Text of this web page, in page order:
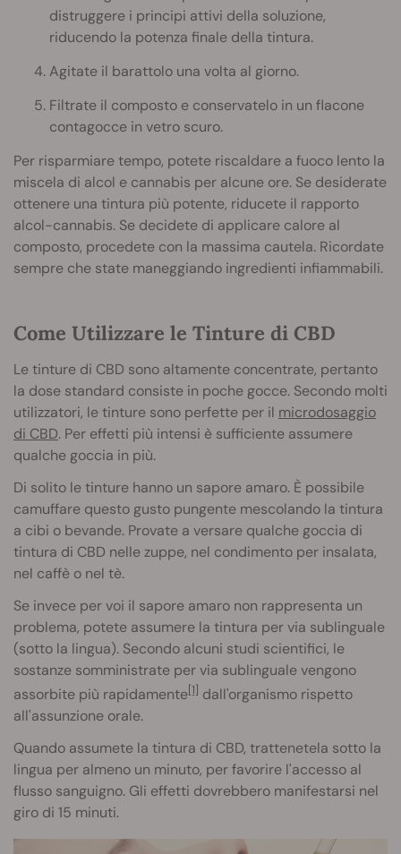
distruggere i principi attivi della soluzione,
riducendo la potenza finale della tintura.
Agitate il barattolo una volta al giorno.
Filtrate il composto e conservatelo in un flacone
contagocce in vetro scuro.
Per risparmiare tempo, potete riscaldare a fuoco lento la
miscela di alcol e cannabis per alcune ore. Se desiderate
ottenere una tintura più potente, riducete il rapporto
alcol-cannabis. Se decidete di applicare calore al
composto, procedete con la massima cautela. Ricordate
sempre che state maneggiando ingredienti infiammabili.
Come Utilizzare le Tinture di CBD
Le tinture di CBD sono altamente concentrate, pertanto
la dose standard consiste in poche gocce. Secondo molti
utilizzatori, le tinture sono perfette per il microdosaggio
di CBD. Per effetti più intensi è sufficiente assumere
qualche goccia in più.
Di solito le tinture hanno un sapore amaro. È possibile
camuffare questo gusto pungente mescolando la tintura
a cibi o bevande. Provate a versare qualche goccia di
tintura di CBD nelle zuppe, nel condimento per insalata,
nel caffè o nel tè.
Se invece per voi il sapore amaro non rappresenta un
problema, potete assumere la tintura per via sublinguale
(sotto la lingua). Secondo alcuni studi scientifici, le
sostanze somministrate per via sublinguale vengono
assorbite più rapidamente[1] dall'organismo rispetto
all'assunzione orale.
Quando assumete la tintura di CBD, trattenetela sotto la
lingua per almeno un minuto, per favorire l'accesso al
flusso sanguigno. Gli effetti dovrebbero manifestarsi nel
giro di 15 minuti.